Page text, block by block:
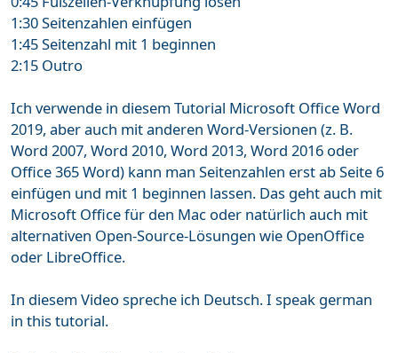
1:30 Seitenzahlen einfügen
1:45 Seitenzahl mit 1 beginnen
2:15 Outro
Ich verwende in diesem Tutorial Microsoft Office Word
2019, aber auch mit anderen Word-Versionen (z. B.
Word 2007, Word 2010, Word 2013, Word 2016 oder
Office 365 Word) kann man Seitenzahlen erst ab Seite 6
einfügen und mit 1 beginnen lassen. Das geht auch mit
Microsoft Office für den Mac oder natürlich auch mit
alternativen Open-Source-Lösungen wie OpenOffice
oder LibreOffice.
In diesem Video spreche ich Deutsch. I speak german
in this tutorial.